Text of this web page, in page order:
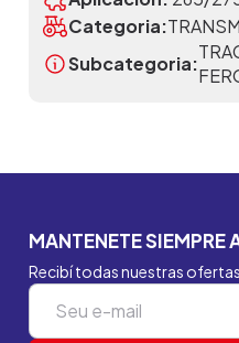
Categoria:
Subcategoria:
MANTENETE SIEMPRE
Recibí todas nuestras